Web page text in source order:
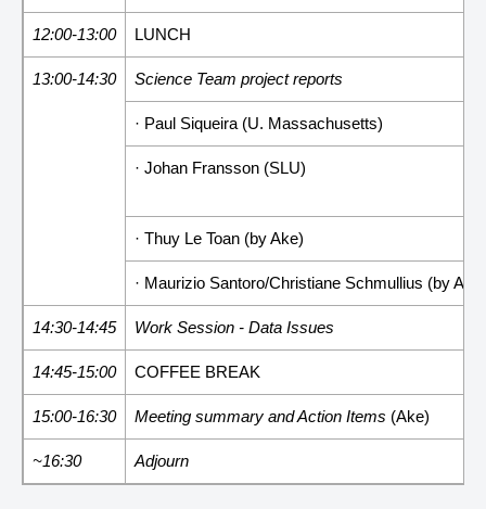
12:00-13:00 LUNCH
13:00-14:30 Science Team project reports
· Paul Siqueira (U. Massachusetts)
· Johan Fransson (SLU)
· Thuy Le Toan (by Ake)
· Maurizio Santoro/Christiane Schmullius (by Ake)
14:30-14:45 Work Session - Data Issues
14:45-15:00 COFFEE BREAK
15:00-16:30 Meeting summary and Action Items (Ake)
~16:30 Adjourn